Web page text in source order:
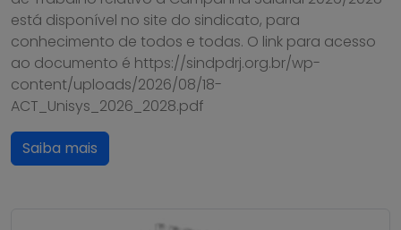
está disponível no site do sindicato, para
conhecimento de todos e todas. O link para acesso
ao documento é https://sindpdrj.org.br/wp-
content/uploads/2026/08/18-
ACT_Unisys_2026_2028.pdf
Saiba mais